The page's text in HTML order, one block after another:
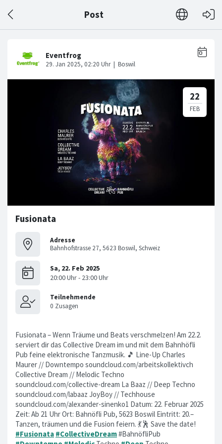
Post
Fusionata
Adresse
Bahnhofstrasse 27, 5623 Boswil, Schweiz
Fusionata – Wenn Träume und Beats verschmelzen! Am 22.2.
serviert dir das Collective Dream im und mit dem Bahnhöfli
Pub feine elektronische Tanzmusik. 🎵 Line-Up Charles
Maurer // Downtempo soundcloud.com/arbeitskollektivch
Collective Dream // Melodic Techno
soundcloud.com/collective-dream La Baaz // Deep Techno
soundcloud.com/labaaz JoyBoy // Techhouse
soundcloud.com/alexander-sinenko1 Datum: 22. Februar 2025
Zeit: Ab 21 Uhr Ort: Bahnöfli Pub, 5623 Boswil Eintritt: 20.–
Tanzen, träumen und die Fusion feiern. 💃🕺 Save the date!
#Fusionata #CollectiveDream#BahnöfliPub